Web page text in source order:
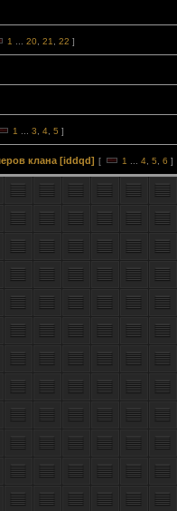
1 20 21 22 ]
1 3 4 5 ]
клана [iddqd] [ 1 4 5 6 ]